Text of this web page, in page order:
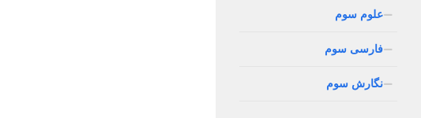
علوم سوم
فارسی سوم
نگارش سوم